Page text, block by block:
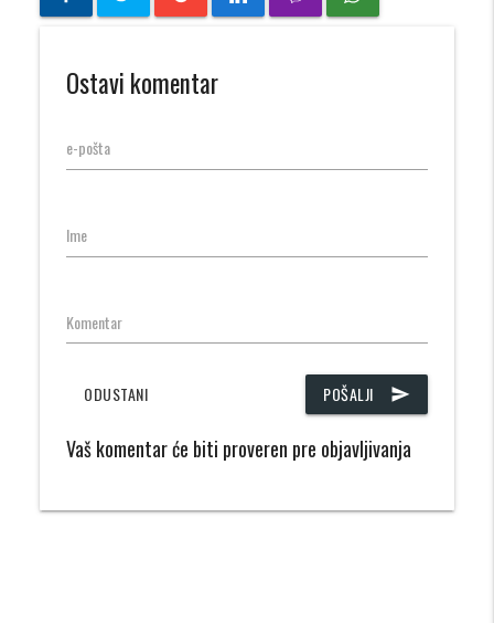
Ostavi komentar
e-pošta
Ime
Komentar
POŠALJI send
ODUSTANI
Vaš komentar će biti proveren pre objavljivanja